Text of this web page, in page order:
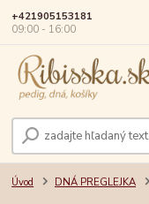
+421905153181
09:00 - 16:00
Úvod DNÁ PREGLEJKA